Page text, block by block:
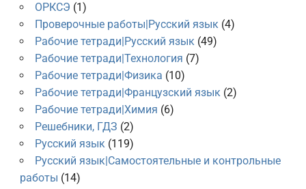
ОРКСЭ (1)
Проверочные работы|Русский язык(4)
Рабочие тетради|Русский язык(49)
Рабочие тетради|Технология (7)
Рабочие тетради|Физика (10)
Рабочие тетради|Французский язык(2)
Рабочие тетради|Химия (6)
Решебники, ГДЗ (2)
Русский язык(119)
Русский язык|Самостоятельные и контрольные
работы (14)